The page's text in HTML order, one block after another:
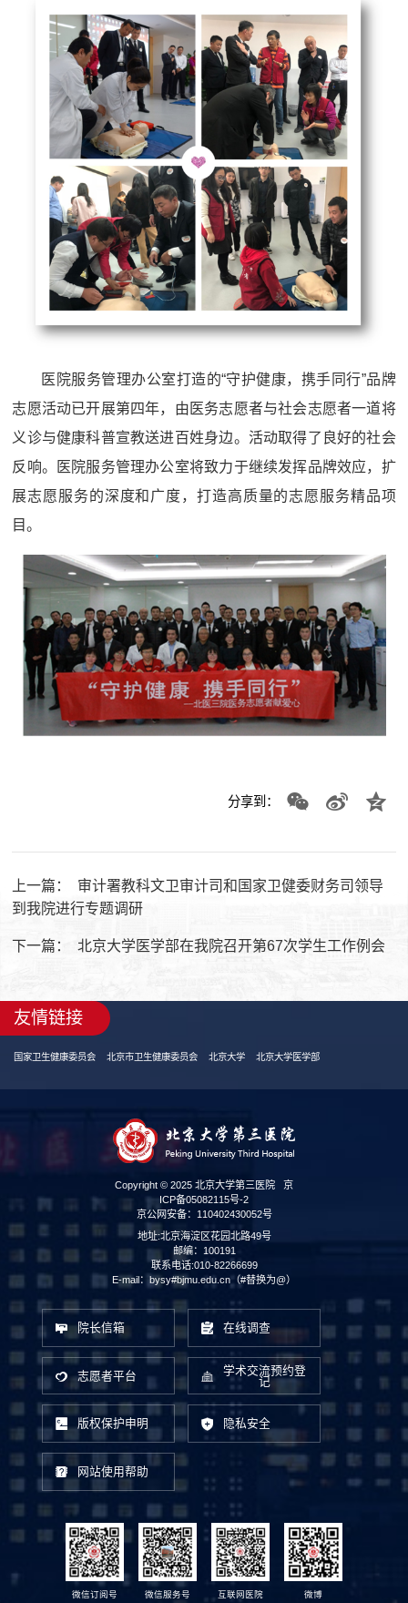
医院服务管理办公室打造的“守护健康，携手同行”品牌
志愿活动已开展第四年，由医务志愿者与社会志愿者一道将
义诊与健康科普宣教送进百姓身边。活动取得了良好的社会
反响。医院服务管理办公室将致力于继续发挥品牌效应，扩
展志愿服务的深度和广度，打造高质量的志愿服务精品项
目。
分享到：
上一篇：
审计署教科文卫审计司和国家卫健委财务司领导
到我院进行专题调研
下一篇： 北京大学医学部在我院召开第67次学生工作例会
友情链接
国家卫生健康委员会 北京市卫生健康委员会 北京大学 北京大学医学部
Copyright © 2025 北京大学第三医院 京
ICP备05082115号-2
京公网安备：110402430052号
地址:北京海淀区花园北路49号
邮编：100191
联系电话:010-82266699
E-mail：bysy#bjmu.edu.cn（#替换为@）
院长信箱 在线调查
志愿者平台
学术交流预约登
记
版权保护申明 隐私安全
网站使用帮助
微信订阅号 微信服务号
互联网医院
微博